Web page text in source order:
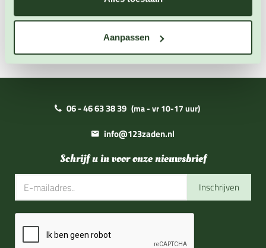
Aanpassen
06 - 46 63 38 39 (ma - vr 10-17 uur)
info@123zaden.nl
Schrijf u in voor onze nieuwsbrief
Inschrijven